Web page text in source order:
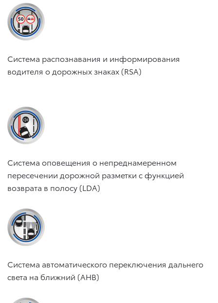
Система распознавания и информирования
водителя о дорожных знаках (RSA)
Система оповещения о непреднамеренном
пересечении дорожной разметки с функцией
возврата в полосу (LDA)
Система автоматического переключения дальнего
света на ближний (AHB)